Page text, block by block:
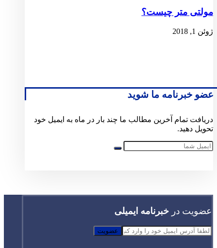
مولتی متر چیست؟
ژوئن 1, 2018
عضو خبرنامه ما شوید
دریافت تمام آخرین مطالب ما چند بار در ماه به ایمیل خود
تحویل دهید.
عضویت در خبرنامه ایمیلی
عضویت